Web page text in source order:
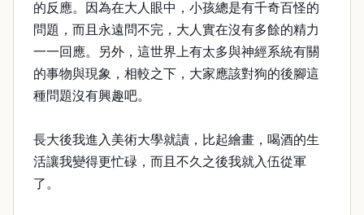
的反應。因為在大人眼中，小孩總是有千奇百怪的
問題，而且永遠問不完，大人實在沒有多餘的精力
一一回應。另外，這世界上有太多與神經系統有關
的事物與現象，相較之下，大家應該對狗的後腳這
種問題沒有興趣吧。
長大後我進入美術大學就讀，比起繪畫，喝酒的生
活讓我變得更忙碌，而且不久之後我就入伍從軍
了。